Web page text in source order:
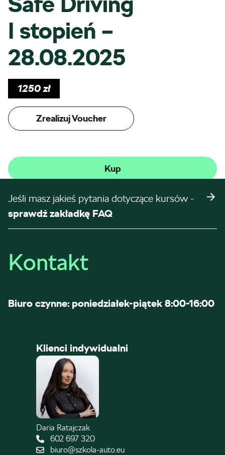
I stopień –
28.08.2025
1250zł
Zrealizuj Voucher
Kup
Jeśli masz jakieś pytania dotyczące kursów -
sprawdź zakładkę FAQ
Kontakt
Biuro czynne: poniedziałek-piątek 8:00-16:00
Klienci indywidualni
Daria Ratajczak
602 697 320
biuro@szkola-auto.eu